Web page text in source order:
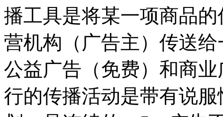
播工具是将某一项商品
营机构（广告主）传送
公益广告（免费）和商
行的传播活动是带有说